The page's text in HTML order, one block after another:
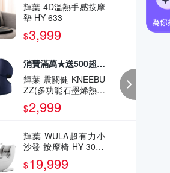
輝葉 4D溫熱手感按摩
墊 HY-633
$3,999
消費滿萬★送500超贈點
輝葉 震關健 KNEEBU
ZZ(多功能石墨烯熱感
按摩器) 2入 關節按摩
膝蓋按摩 HY-762
$2,999
輝葉 WULA超有力小
沙發 按摩椅 HY-3068
$19,999